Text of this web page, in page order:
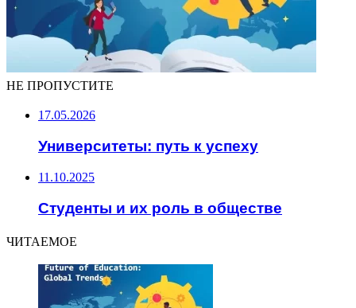
НЕ ПРОПУСТИТЕ
17.05.2026
Университеты: путь к успеху
11.10.2025
Студенты и их роль в обществе
ЧИТАЕМОЕ